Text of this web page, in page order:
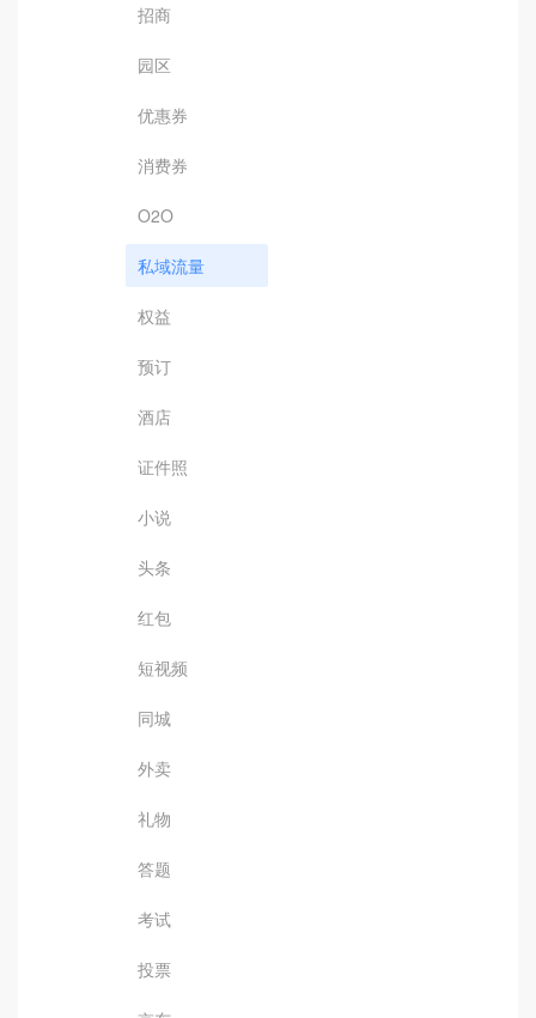
招商
园区
优惠券
消费券
O2O
私域流量
权益
预订
酒店
证件照
小说
头条
红包
短视频
同城
外卖
礼物
答题
考试
投票